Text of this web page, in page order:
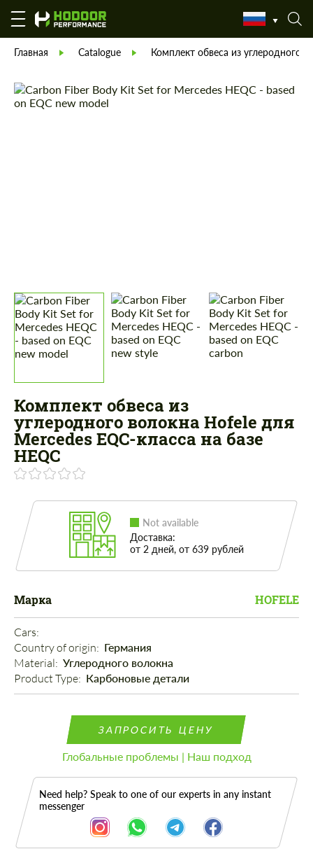
Главная Catalogue Комплект обвеса из углеродного
Комплект обвеса из
углеродного волокна Hofele для
Mercedes EQC-класса на базе
HEQC
Not available
Доставка:
от 2 дней, от 639 рублей
Марка HOFELE
Cars:
Country of origin: Германия
Material: Углеродного волокна
Product Type: Карбоновые детали
ЗАПРОСИТЬ ЦЕНУ
Глобальные проблемы | Наш подход
Need help? Speak to one of our experts in any instant
messenger